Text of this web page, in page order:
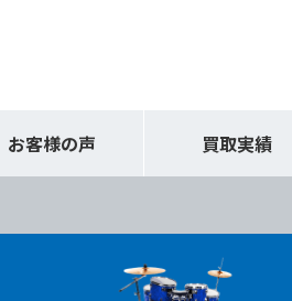
お客様の声 買取実績